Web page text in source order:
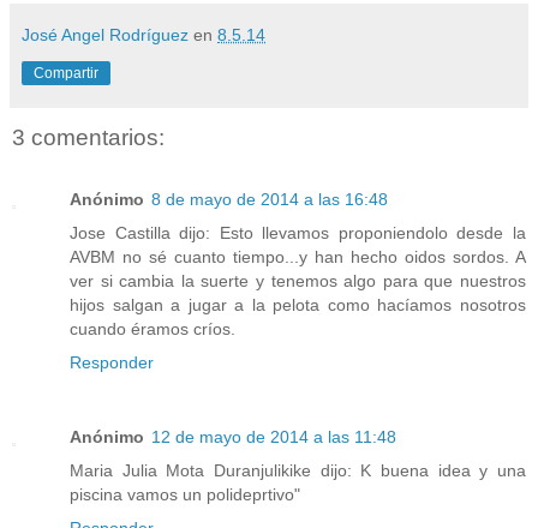
José Angel Rodríguez en 8.5.14
Compartir
3 comentarios:
Anónimo 8 de mayo de 2014 a las 16:48
Jose Castilla dijo: Esto llevamos proponiendolo desde la
AVBM no sé cuanto tiempo...y han hecho oidos sordos. A
ver si cambia la suerte y tenemos algo para que nuestros
hijos salgan a jugar a la pelota como hacíamos nosotros
cuando éramos críos.
Responder
Anónimo 12 de mayo de 2014 a las 11:48
Maria Julia Mota Duranjulikike dijo: K buena idea y una
piscina vamos un polideprtivo"